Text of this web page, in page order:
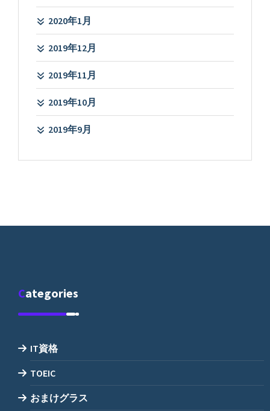
2020年1月
2019年12月
2019年11月
2019年10月
2019年9月
Categories
IT資格
TOEIC
おまけグラス